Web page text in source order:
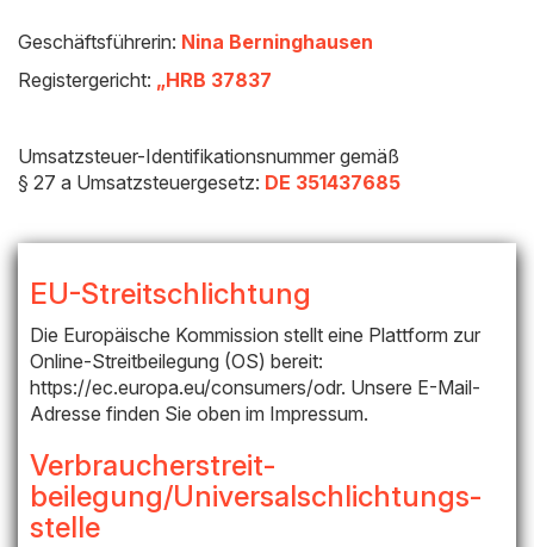
Geschäftsführerin: Nina Berninghausen
Registergericht: „HRB 37837
Umsatzsteuer-Identifikationsnummer gemäß
§ 27 a Umsatzsteuergesetz: DE 351437685
EU-Streitschlichtung
Die Europäische Kommission stellt eine Plattform zur
Online-Streitbeilegung (OS) bereit:
https://ec.europa.eu/consumers/odr. Unsere E-Mail-
Adresse finden Sie oben im Impressum.
Verbraucher­streit­
beilegung/Universal­schlichtungs­
stelle